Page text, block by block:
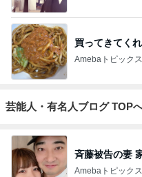
買ってきてく
Amebaトピックス
芸能人・有名人ブログ TOP
斉藤被告の妻
Amebaトピックス